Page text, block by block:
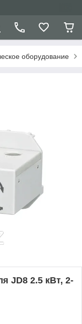
оборудование
JD8 2.5 кВт, 2-